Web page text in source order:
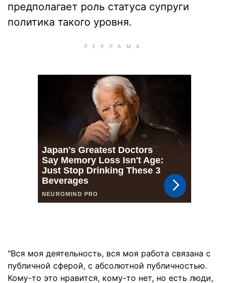
предполагает роль статуса супруги
политика такого уровня.
"Вся моя деятельность, вся моя работа связана с
публичной сферой, с абсолютной публичностью.
Кому-то это нравится, кому-то нет, но есть люди,